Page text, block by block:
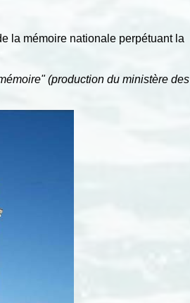
la mémoire nationale perpétuant la
(production du ministère des